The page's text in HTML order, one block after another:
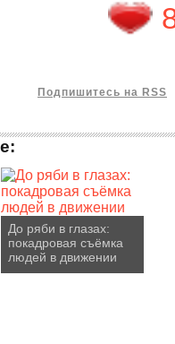
Подпишитесь на RSS
До ряби в глазах:
покадровая съёмка
людей в движении